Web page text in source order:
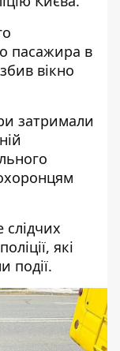
пасажира в
вікно
затримали
слідчих
які
події.